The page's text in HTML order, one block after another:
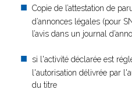
Copie de l’attestation de
d’annonces légales (pour
l’avis dans un journal
si l'activité déclarée est
l'autorisation délivrée par
du titre